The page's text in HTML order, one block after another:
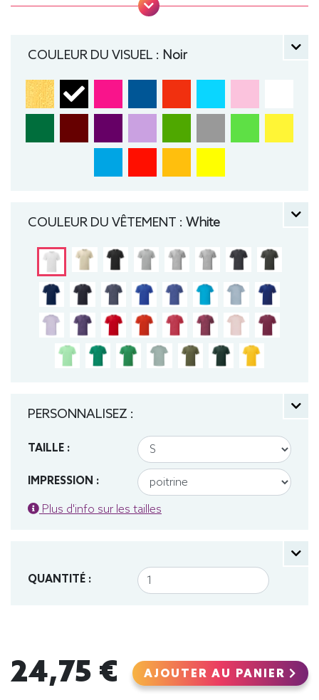
Couleurs Heather : 52% Coton, 48% Polyester
Col rond à bord côte
Manches montées
Construction tubulaire
COULEUR DU VISUEL : Noir
COULEUR DU VÊTEMENT : White
PERSONNALISEZ :
TAILLE :
IMPRESSION :
Plus d'info sur les tailles
QUANTITÉ :
24,75 € AJOUTER AU PANIER